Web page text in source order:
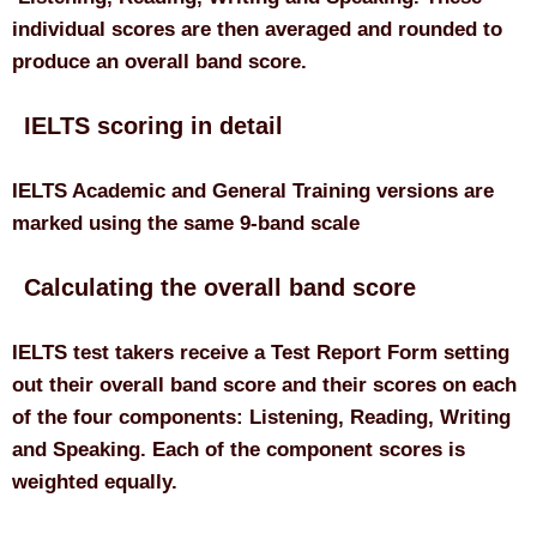
individual scores are then averaged and rounded to
produce an overall band score.
IELTS scoring in detail
IELTS Academic and General Training versions are
marked using the same 9-band scale
Calculating the overall band score
IELTS test takers receive a Test Report Form setting
out their overall band score and their scores on each
of the four components: Listening, Reading, Writing
and Speaking. Each of the component scores is
weighted equally.